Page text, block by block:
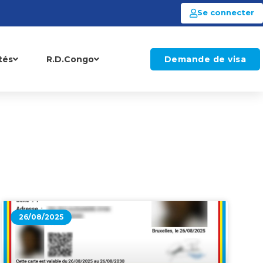
Se connecter
(retrait)
R.D.Congo Demande de visa
26/08/2025